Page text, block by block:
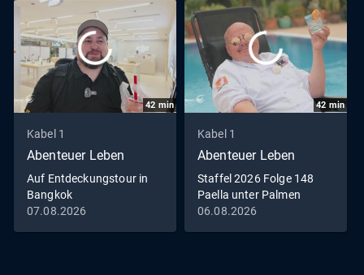
42 min
Kabel 1
Abenteuer Leben
Auf Entdeckungstour in
Bangkok
07.08.2026
42 min
Kabel 1
Abenteuer Leben
Staffel 2026 Folge 148
Paella unter Palmen
06.08.2026